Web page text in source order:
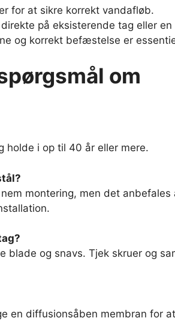
for at sikre korrekt vandafløb.
på eksisterende tag eller
og korrekt befæstelse er
om
i op til 40 år eller mere.
montering, men det anbefales
blade og snavs. Tjek skruer og
en diffusionsåben membran for